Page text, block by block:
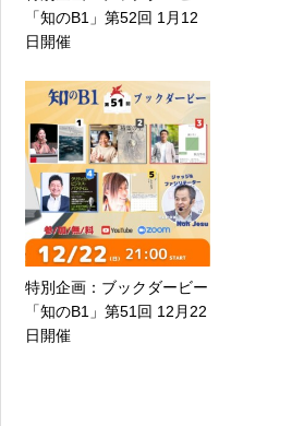
「知のB1」第52回 1月12
日開催
特別企画：ブックダービー
「知のB1」第51回 12月22
日開催